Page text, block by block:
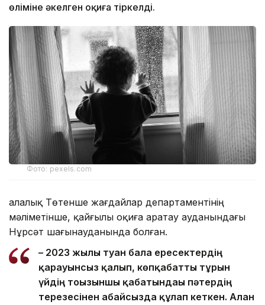
өліміне әкелген оқиға тіркелді.
Фото: pexels.com
Қалалық Төтенше жағдайлар департаментінің
мәліметінше, қайғылы оқиға Қаратау ауданындағы
Нұрсәт шағынауданында болған.
– 2023 жылы туған бала ересектердің
қарауынсыз қалып, көпқабатты тұрғын
үйдің тоғызыншы қабатындағы пәтердің
терезесінен абайсызда құлап кеткен. Алған